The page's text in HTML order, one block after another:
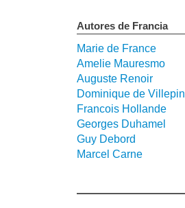
Autores de Francia
Marie de France
Amelie Mauresmo
Auguste Renoir
Dominique de Villepin
Francois Hollande
Georges Duhamel
Guy Debord
Marcel Carne